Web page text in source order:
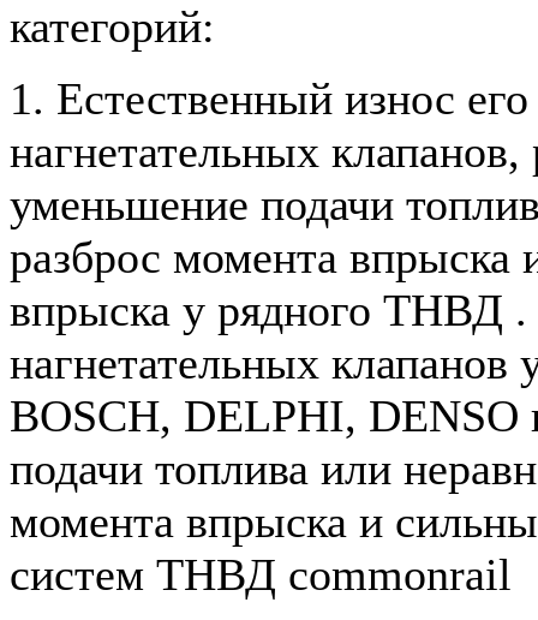
категорий:
1. Eстественный износ
нагнетательных клапанов,
уменьшение подачи
разброс момента впрыска
впрыска у рядного ТНВД
нагнетательных
BOSCH, DELPHI, DENSO
подачи топлива или
момента впрыска и
систем ТНВД сommonrail